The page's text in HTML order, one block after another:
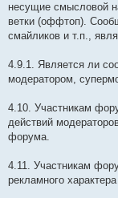
несущие смысловой
ветки (оффтоп).
смайликов и т.п.,
4.9.1. Является ли
модератором,
4.10. Участникам
действий
форума.
4.11. Участникам
рекламного